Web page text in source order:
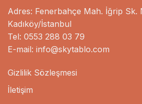
Adres: Fenerbahçe Mah. İğrip Sk.
Kadıköy/İstanbul
Tel: 0553 288 03 79
E-mail: info@skytablo.com
Gizlilik Sözleşmesi
İletişim